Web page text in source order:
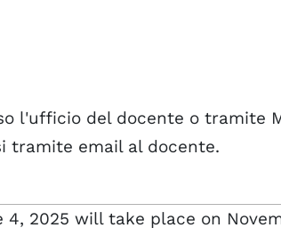
l'ufficio del docente o tramite
tramite email al docente.
2025 will take place on